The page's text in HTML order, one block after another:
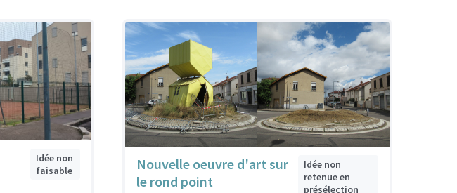
Idée non
faisable
Nouvelle oeuvre d'art sur
le rond point
Idée non
retenue en
présélection